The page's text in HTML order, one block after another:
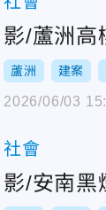
影/蘆洲
蘆洲 建案
2026/06/03
社會
影/安南